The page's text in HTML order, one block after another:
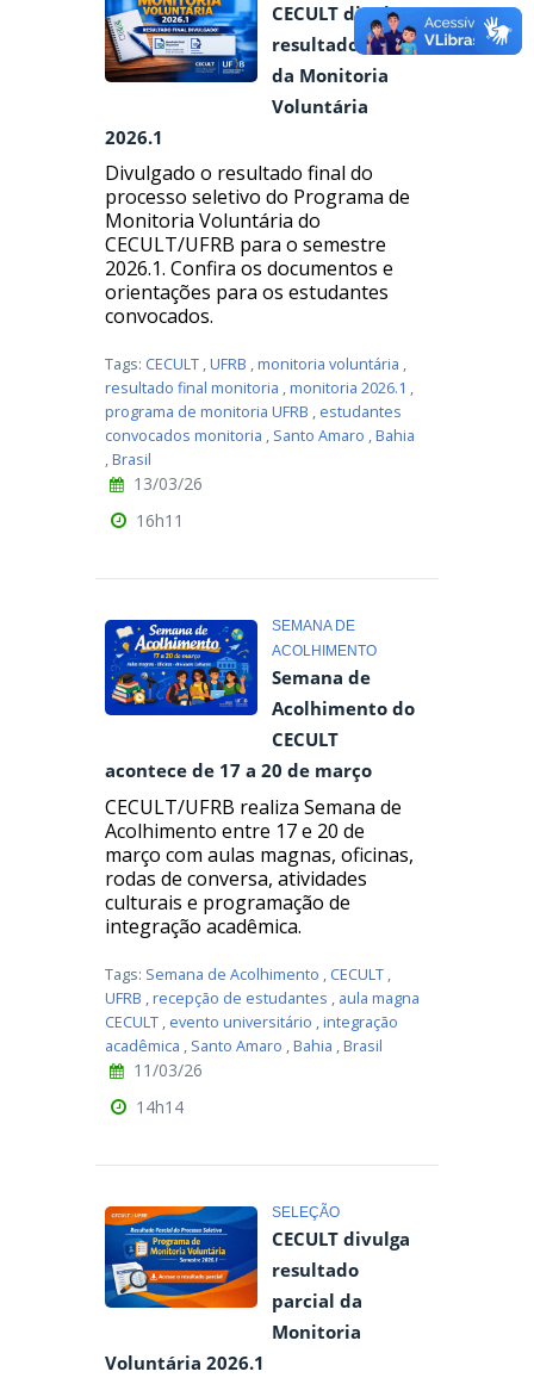
CECULT divulga
resultado final
da Monitoria
Voluntária
2026.1
Divulgado o resultado final do
processo seletivo do Programa de
Monitoria Voluntária do
CECULT/UFRB para o semestre
2026.1. Confira os documentos e
orientações para os estudantes
convocados.
Tags: CECULT ,UFRB ,monitoria voluntária ,
resultado final monitoria ,monitoria 2026.1 ,
programa de monitoria UFRB , estudantes
convocados monitoria , Santo Amaro ,Bahia
,Brasil
13/03/26
16h11
SEMANA DE
ACOLHIMENTO
Semana de
Acolhimento do
CECULT
acontece de 17 a 20 de março
CECULT/UFRB realiza Semana de
Acolhimento entre 17 e 20 de
março com aulas magnas, oficinas,
rodas de conversa, atividades
culturais e programação de
integração acadêmica.
Tags: Semana de Acolhimento , CECULT ,
UFRB ,recepção de estudantes , aula magna
CECULT , evento universitário ,integração
acadêmica , Santo Amaro ,Bahia ,Brasil
11/03/26
14h14
SELEÇÃO
CECULT divulga
resultado
parcial da
Monitoria
Voluntária 2026.1